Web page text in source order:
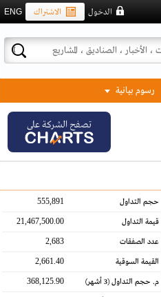
ENG الاشتراك الدخول
رسوم بيانية
تصفح الشركة على
حجم التداول 555,891
قيمة التداول 21,467,500.00
عدد الصفقات 2,683
القيمة السوقية 2,661.40
م. حجم التداول(3 أشهر) 368,125.90